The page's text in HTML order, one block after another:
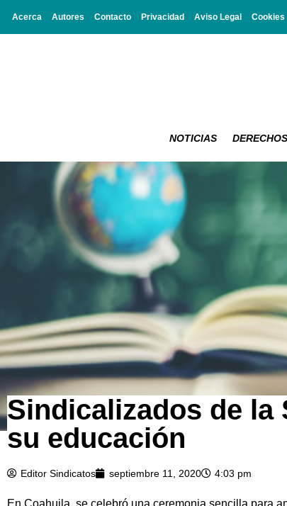
Acerca Autores Contacto Privacidad Aviso Legal Cookies
NOTICIAS DERECHOS
Sindicalizados de la
su educación
Editor Sindicatos septiembre 11, 2020 4:03 pm
En Coahuila, se celebró una ceremonia sencilla para